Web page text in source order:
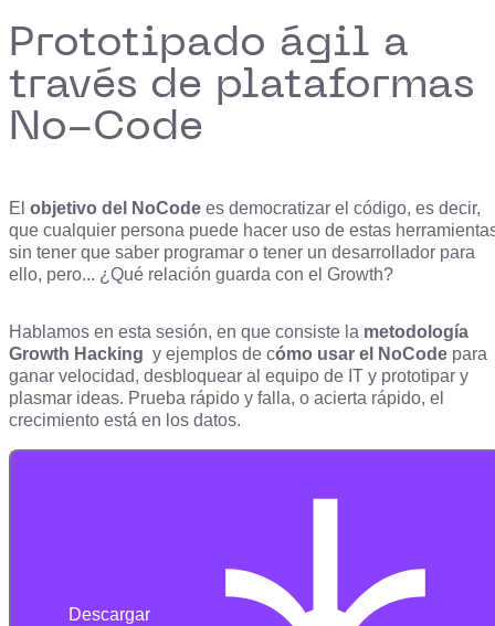
Prototipado ágil a
través de plataformas
No-Code
El objetivo del NoCode es democratizar el código, es decir,
que cualquier persona puede hacer uso de estas
sin tener que saber programar o tener un desarrollador para
ello, pero... ¿Qué relación guarda con el Growth?
Hablamos en esta sesión, en que consiste la metodología
Growth Hacking y ejemplos de cómo usar el NoCode para
ganar velocidad, desbloquear al equipo de IT y prototipar y
plasmar ideas. Prueba rápido y falla, o acierta rápido, el
crecimiento está en los datos.
Descargar